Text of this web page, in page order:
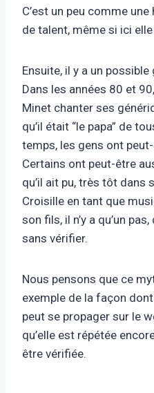
C’est un peu comme
de talent, même si ici
Ensuite, il y a un
Dans les années 80 et
Minet chanter ses
qu’il était “le papa” de
temps, les gens ont
Certains ont peut-être
qu’il ait pu, très tôt dans
Croisille en tant que
son fils, il n’y a qu’un
sans vérifier.
Nous pensons que ce
exemple de la façon
peut se propager sur le
qu’elle est répétée
être vérifiée.